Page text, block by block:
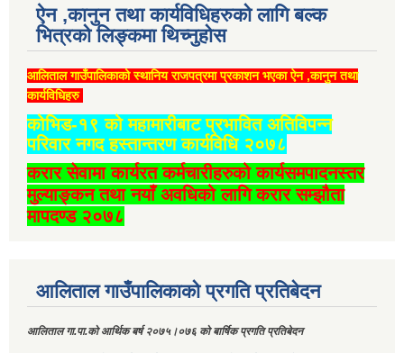
ऐन ,कानुन तथा कार्यविधिहरुको लागि बल्क
भित्रको लिङ्कमा थिच्‍नुहोस
आलिताल गाउँपालिकाको स्थानिय राजपत्रमा प्रकाशन भएका ऐन ,कानुन तथा
कार्यविधिहरु
कोभिड-१९ को महामारीबाट प्रभावित अतिविपन्न
परिवार नगद हस्तान्तरण कार्यविधि २०७८
करार सेवामा कार्यरत कर्मचारीहरुको कार्यसमपादनस्तर
मुल्याङ्कन तथा नयाँ अवधिको लागि करार सम्झौता
मापदण्ड २०७८
आलिताल गाउँपालिकाको प्रगति प्रतिबेदन
आलिताल गा.पा.को आर्थिक बर्ष २०७५।०७६ को बार्षिक प्रगति प्रतिबेदन